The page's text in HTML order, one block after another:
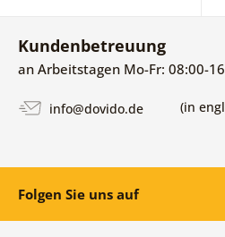
Kundenbetreuung
an Arbeitstagen Mo-Fr: 08:00-
info@dovido.de (in
Folgen Sie uns auf